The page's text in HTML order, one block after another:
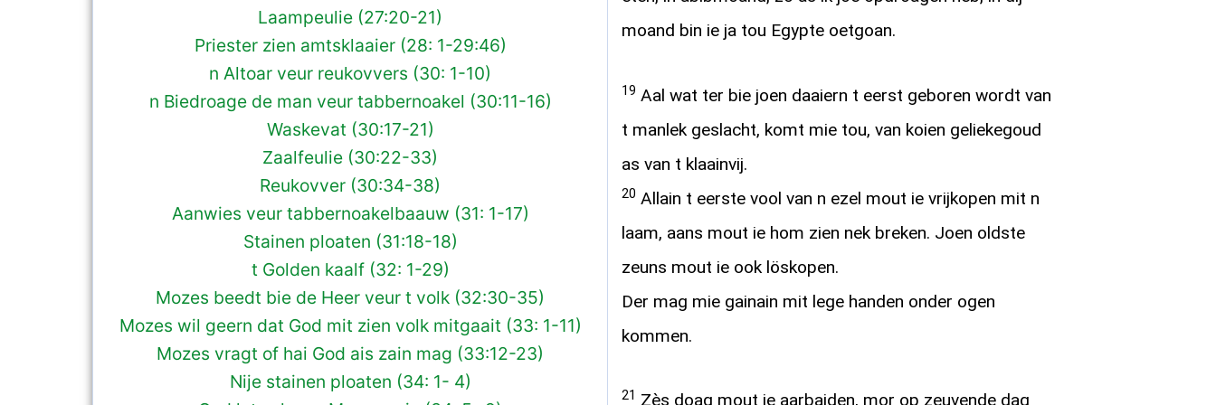
Laampeulie (27:20-21)
Priester zien amtsklaaier (28: 1-29:46)
n Altoar veur reukovvers (30: 1-10)
n Biedroage de man veur tabbernoakel (30:11-16)
Waskevat (30:17-21)
Zaalfeulie (30:22-33)
Reukovver (30:34-38)
Aanwies veur tabbernoakelbaauw (31: 1-17)
Stainen ploaten (31:18-18)
t Golden kaalf (32: 1-29)
Mozes beedt bie de Heer veur t volk (32:30-35)
Mozes wil geern dat God mit zien volk mitgaait (33: 1-11)
Mozes vragt of hai God ais zain mag (33:12-23)
Nije stainen ploaten (34: 1- 4)
moand bin ie ja tou Egypte oetgoan.
19 Aal wat ter bie joen daaiern t eerst geboren wordt van
t manlek geslacht, komt mie tou, van koien geliekegoud
as van t klaainvij.
20 Allain t eerste vool van n ezel mout ie vrijkopen mit n
laam, aans mout ie hom zien nek breken. Joen oldste
zeuns mout ie ook löskopen.
Der mag mie gainain mit lege handen onder ogen
kommen.
21 Zès doag mout ie aarbaiden, mor op zeuvende dag